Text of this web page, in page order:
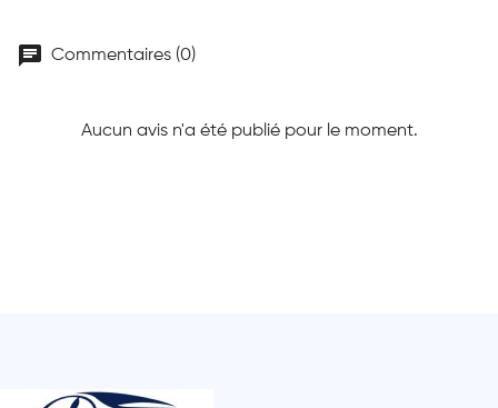
chat Commentaires (0)
Aucun avis n'a été publié pour le moment.